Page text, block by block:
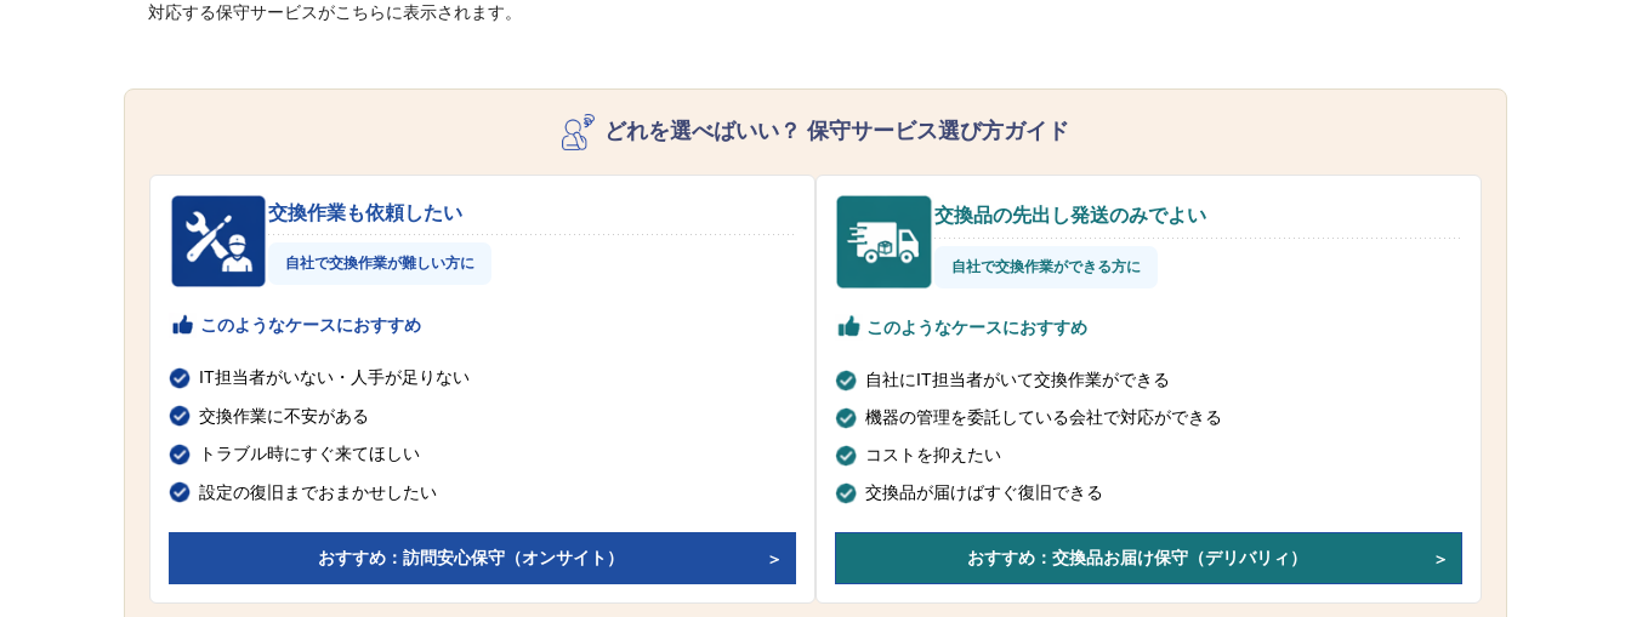
対応する保守サービスがこちらに表示されます。
どれを選べばいい？ 保守サービス選び方ガイド
交換作業も依頼したい
自社で交換作業が難しい方に
このようなケースにおすすめ
IT担当者がいない・人手が足りない
交換作業に不安がある
トラブル時にすぐ来てほしい
設定の復旧までおまかせしたい
おすすめ：訪問安心保守（オンサイト）
交換品の先出し発送のみでよい
自社で交換作業ができる方に
このようなケースにおすすめ
自社にIT担当者がいて交換作業ができる
機器の管理を委託している会社で対応ができる
コストを抑えたい
交換品が届けばすぐ復旧できる
おすすめ：交換品お届け保守（デリバリィ）